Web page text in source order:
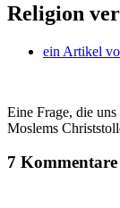
Religion
ein Artikel
Eine Frage, die
Moslems
7 Kommentare